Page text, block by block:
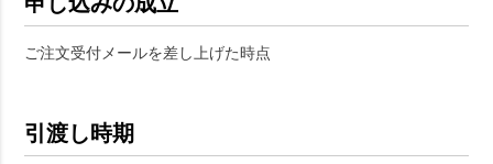
ご注文受付メールを差し上げた時点
引渡し時期